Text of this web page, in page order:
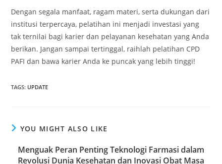
Dengan segala manfaat, ragam materi, serta dukungan dari
institusi terpercaya, pelatihan ini menjadi investasi yang
tak ternilai bagi karier dan pelayanan kesehatan yang Anda
berikan. Jangan sampai tertinggal, raihlah pelatihan CPD
PAFI dan bawa karier Anda ke puncak yang lebih tinggi!
TAGS: UPDATE
YOU MIGHT ALSO LIKE
Menguak Peran Penting Teknologi Farmasi dalam
Revolusi Dunia Kesehatan dan Inovasi Obat Masa